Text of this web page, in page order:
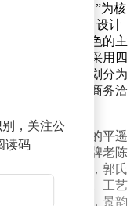
老字号时代活力”为核
达198平方米，设计
白、青、原木色的主
美趋势。展台采用四
作机遇，内部划分为
区域，并设置商务洽
品、云青牛肉的平遥
酿造的白马寺牌老陈
带来传统名点，郭氏
展者驻足品尝。工艺
作品雄浑大气，景韵
，关注公
读码